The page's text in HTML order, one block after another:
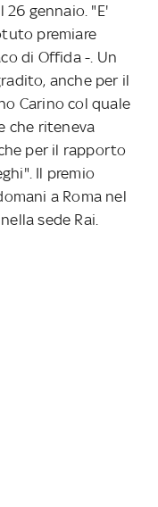
gennaio. "E'
premiare
di Offida -. Un
anche per il
Carino col quale
che riteneva
per il rapporto
Il premio
a Roma nel
sede Rai.